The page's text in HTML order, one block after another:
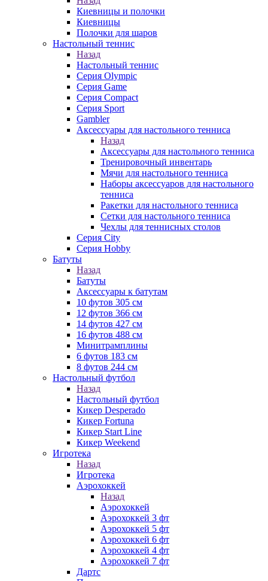
Киевницы и полочки
Киевницы
Полочки для шаров
Настольный теннис
Назад
Настольный теннис
Серия Olympic
Серия Game
Серия Compact
Серия Sport
Gambler
Аксессуары для настольного тенниса
Назад
Аксессуары для настольного тенниса
Тренировочный инвентарь
Мячи для настольного тенниса
Наборы аксессуаров для настольного
тенниса
Ракетки для настольного тенниса
Сетки для настольного тенниса
Чехлы для теннисных столов
Серия City
Серия Hobby
Батуты
Назад
Батуты
Аксессуары к батутам
10 футов 305 см
12 футов 366 см
14 футов 427 см
16 футов 488 см
Минитрамплины
6 футов 183 см
8 футов 244 см
Настольный футбол
Назад
Настольный футбол
Кикер Desperado
Кикер Fortuna
Кикер Start Line
Кикер Weekend
Игротека
Назад
Игротека
Аэрохоккей
Назад
Аэрохоккей
Аэрохоккей 3 фт
Аэрохоккей 5 фт
Аэрохоккей 6 фт
Аэрохоккей 4 фт
Аэрохоккей 7 фт
Дартс